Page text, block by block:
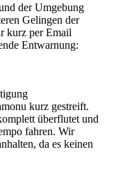
der Umgebung
Gelingen der
kurz per Email
Entwarnung:
kurz gestreift.
überflutet und
fahren. Wir
da es keinen